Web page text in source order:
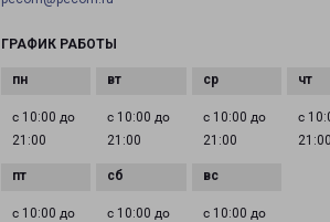
ГРАФИК РАБОТЫ
с 10:00 до
21:00
с 10:00 до
21:00
с 10:00 до
21:00
с
21:00
с 10:00 до
с 10:00 до
с 10:00 до